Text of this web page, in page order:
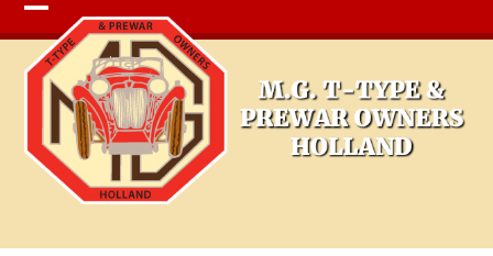
Open
mobile
menu
Close
mobile
menu